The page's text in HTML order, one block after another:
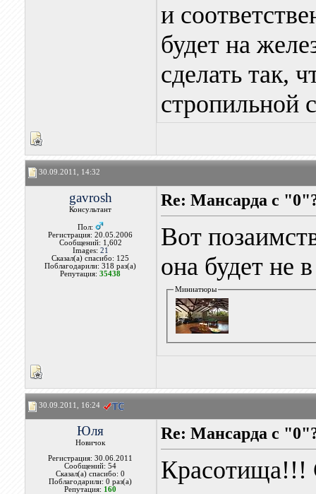
и
будет на
сделать так,
стропильной
30.09.2011, 14:32
gavrosh
Консультант
Пол:
Регистрация: 20.05.2006
Сообщений: 1,602
Images: 21
Сказал(а) спасибо: 125
Поблагодарили: 318 раз(а)
Репутация:35438
Re: Мансарда с
Вот
она будет не
Миниатюры
30.09.2011, 16:24
Юля
Новичок
Регистрация: 30.06.2011
Сообщений: 54
Сказал(а) спасибо: 0
Поблагодарили: 0 раз(а)
Репутация: 160
Re: Мансарда с
Красотища!!!